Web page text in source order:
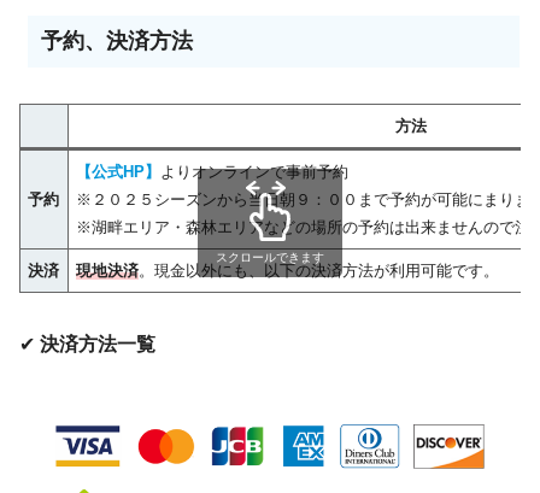
予約、決済方法
方法
予約
【公式HP】 よりオンラインで事前予約
※２０２５シーズンから当日朝９：００まで予約が可能にまりま
※湖畔エリア・森林エリアなどの場所の予約は出来ませんので注
決済 現地決済。現金以外にも、以下の決済方法が利用可能です。
スクロールできます
✔︎ 決済方法一覧